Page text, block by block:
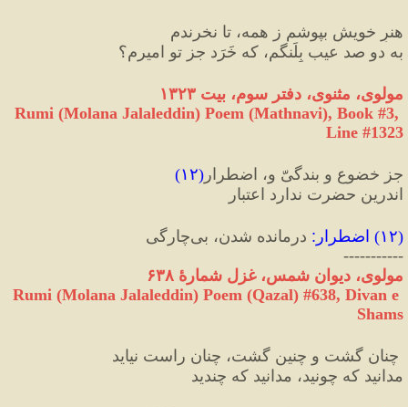
هنرِ خویش بپوشم ز همه، تا نخرندم
به دو صد عیب بِلَنگم، که خَرَد جز تو امیرم؟
مولوی، مثنوی، دفتر سوم، بیت ۱۳۲۳
Rumi (Molana Jalaleddin) Poem (Mathnavi), Book #3,
Line #1323
جز خضوع و بندگیّ و، اضطرار (۱۲)
اندرین حضرت ندارد اعتبار
(۱۲) اضطرار : درمانده شدن، بی‌چارگی
-----------
مولوی، دیوان شمس، غزل شمارهٔ ۶۳۸
Rumi (Molana Jalaleddin) Poem (Qazal) #638, Divan e
Shams
چنان گشت و چنین گشت، چنان راست نیاید
مدانید که چونید، مدانید که چندید